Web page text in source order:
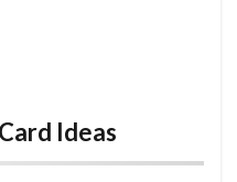
Ideas